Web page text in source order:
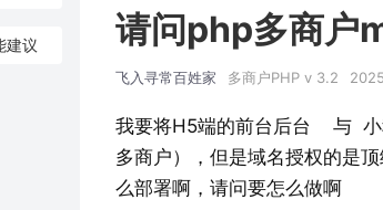
建议 请问php多商户
飞入寻常百姓家 多商户PHP v 3.2
我要将H5端的前台后台    与
多商户），但是域名授权的是
么部署啊，请问要怎么做啊